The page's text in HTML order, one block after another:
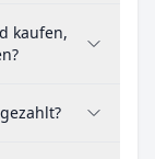
kaufen,